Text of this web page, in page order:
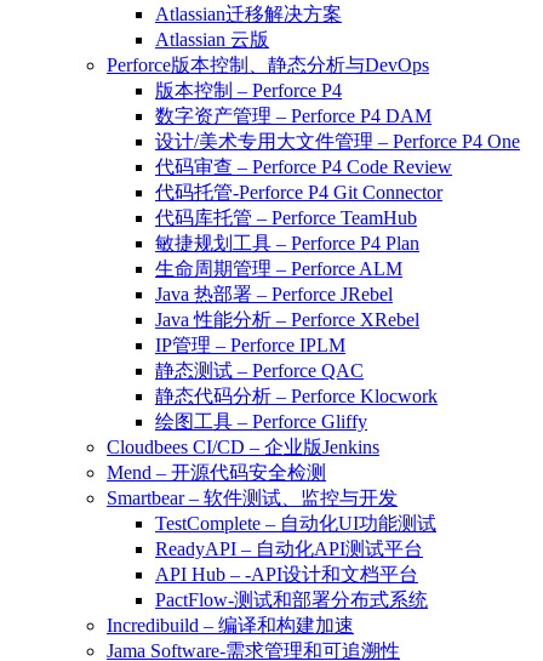
Atlassian迁移解决方案
Atlassian 云版
Perforce版本控制、静态分析与DevOps
版本控制 – Perforce P4
数字资产管理 – Perforce P4 DAM
设计/美术专用大文件管理 – Perforce P4 One
代码审查 – Perforce P4 Code Review
代码托管-Perforce P4 Git Connector
代码库托管 – Perforce TeamHub
敏捷规划工具 – Perforce P4 Plan
生命周期管理 – Perforce ALM
Java 热部署 – Perforce JRebel
Java 性能分析 – Perforce XRebel
IP管理 – Perforce IPLM
静态测试 – Perforce QAC
静态代码分析 – Perforce Klocwork
绘图工具 – Perforce Gliffy
Cloudbees CI/CD – 企业版Jenkins
Mend – 开源代码安全检测
Smartbear – 软件测试、监控与开发
TestComplete – 自动化UI功能测试
ReadyAPI – 自动化API测试平台
API Hub – -API设计和文档平台
PactFlow-测试和部署分布式系统
Incredibuild – 编译和构建加速
Jama Software-需求管理和可追溯性